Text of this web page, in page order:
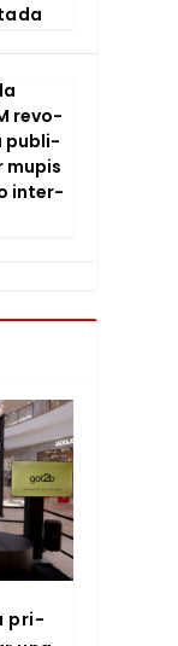
revo­
publi­
mupis
inter­
pri­